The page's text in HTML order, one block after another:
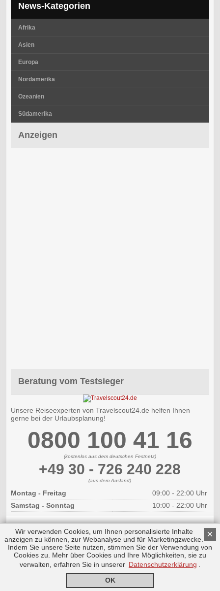
News-Kategorien
Afrika
Asien
Europa
Nordamerika
Ozeanien
Südamerika
Anzeigen
Beratung vom Testsieger
Unsere Reiseexperten von Travelscout24.de helfen Ihnen
gerne bei der Urlaubsplanung!
0800 100 41 16
(kostenlos aus dem deutschen Festnetz)
+49 30 - 726 240 228
(aus dem Ausland)
Montag - Freitag
09:00 - 22:00 Uhr
Samstag - Sonntag
10:00 - 22:00 Uhr
Copyright © 2026 by Triplemind GmbH
Impressum|Datenschutz
Nach oben
×
Wir verwenden Cookies, um Ihnen personalisierte Inhalte
anzeigen zu können, zur Webanalyse und für Marketingzwecke.
Indem Sie unsere Seite nutzen, stimmen Sie der Verwendung von
Cookies zu. Mehr über Cookies und Ihre Möglichkeiten, sie zu
verwalten, erfahren Sie in unserer Datenschutzerklärung
OK